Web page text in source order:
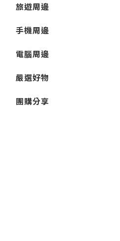
旅遊周邊
手機周邊
電腦周邊
嚴選好物
團購分享